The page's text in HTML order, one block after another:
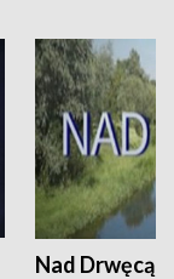
Nad Drwęcą